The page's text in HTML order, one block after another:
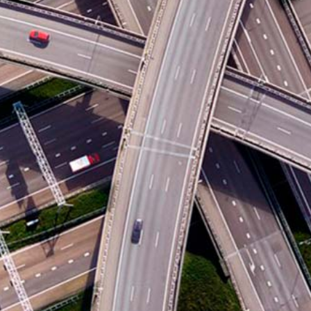
EIN
TBS Truck & Bus Service Heinsberg Team